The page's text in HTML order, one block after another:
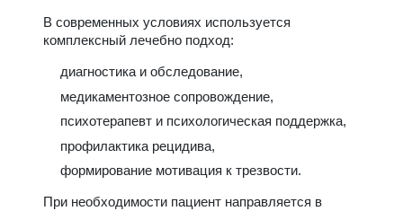
В современных условиях используется
комплексный лечебно подход:
диагностика и обследование,
медикаментозное сопровождение,
психотерапевт и психологическая поддержка,
профилактика рецидива,
формирование мотивация к трезвости.
При необходимости пациент направляется в